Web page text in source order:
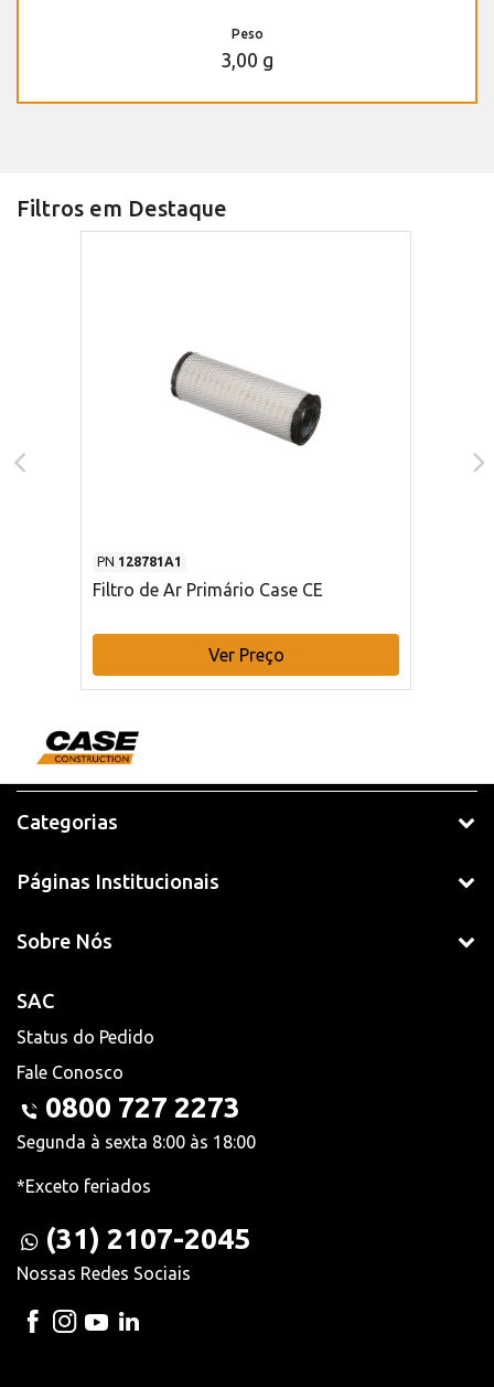
Peso
3,00 g
Filtros em Destaque
PN 128781A1
Filtro de Ar Primário Case CE
Ver Preço
Categorias
Páginas Institucionais
Sobre Nós
SAC
Status do Pedido
Fale Conosco
0800 727 2273
Segunda à sexta 8:00 às 18:00
*Exceto feriados
(31) 2107-2045
Nossas Redes Sociais